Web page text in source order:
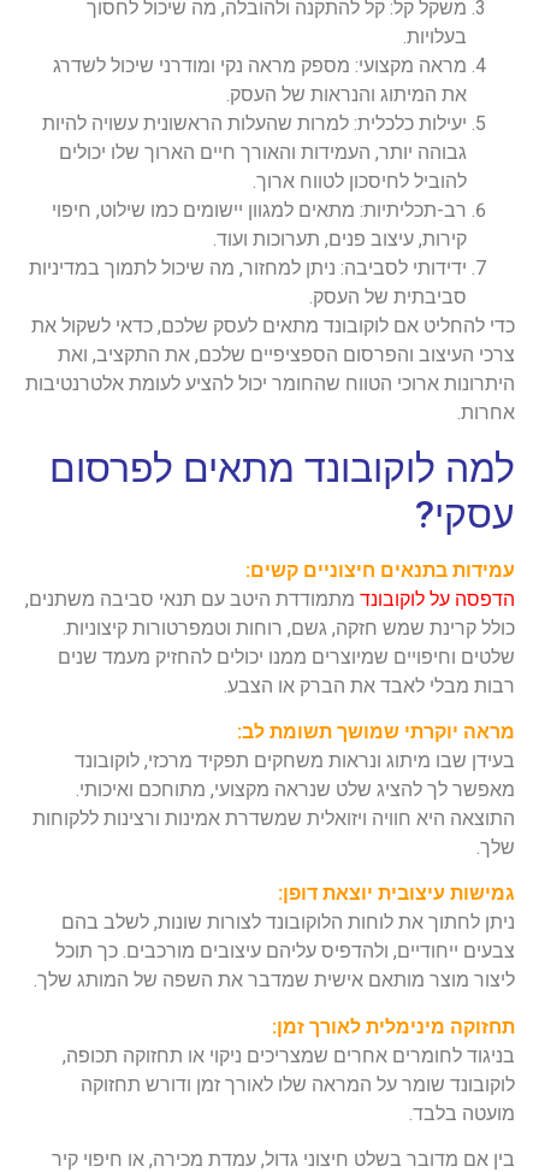
משקל קל: קל להתקנה ולהובלה, מה שיכול לחסוך
בעלויות.
מראה מקצועי: מספק מראה נקי ומודרני שיכול לשדרג
את המיתוג והנראות של העסק.
יעילות כלכלית: למרות שהעלות הראשונית עשויה להיות
גבוהה יותר, העמידות והאורך חיים הארוך שלו יכולים
להוביל לחיסכון לטווח ארוך.
רב-תכליתיות: מתאים למגוון יישומים כמו שילוט, חיפוי
קירות, עיצוב פנים, תערוכות ועוד.
ידידותי לסביבה: ניתן למחזור, מה שיכול לתמוך במדיניות
סביבתית של העסק.
כדי להחליט אם לוקובונד מתאים לעסק שלכם, כדאי לשקול את
צרכי העיצוב והפרסום הספציפיים שלכם, את התקציב, ואת
היתרונות ארוכי הטווח שהחומר יכול להציע לעומת אלטרנטיבות
אחרות.
למה לוקובונד מתאים לפרסום
עסקי?
עמידות בתנאים חיצוניים קשים:
הדפסה על לוקובונד מתמודדת היטב עם תנאי סביבה משתנים,
כולל קרינת שמש חזקה, גשם, רוחות וטמפרטורות קיצוניות.
שלטים וחיפויים שמיוצרים ממנו יכולים להחזיק מעמד שנים
רבות מבלי לאבד את הברק או הצבע.
מראה יוקרתי שמושך תשומת לב:
בעידן שבו מיתוג ונראות משחקים תפקיד מרכזי, לוקובונד
מאפשר לך להציג שלט שנראה מקצועי, מתוחכם ואיכותי.
התוצאה היא חוויה ויזואלית שמשדרת אמינות ורצינות ללקוחות
שלך.
גמישות עיצובית יוצאת דופן:
ניתן לחתוך את לוחות הלוקובונד לצורות שונות, לשלב בהם
צבעים ייחודיים, ולהדפיס עליהם עיצובים מורכבים. כך תוכל
ליצור מוצר מותאם אישית שמדבר את השפה של המותג שלך.
תחזוקה מינימלית לאורך זמן:
בניגוד לחומרים אחרים שמצריכים ניקוי או תחזוקה תכופה,
לוקובונד שומר על המראה שלו לאורך זמן ודורש תחזוקה
מועטה בלבד.
בין אם מדובר בשלט חיצוני גדול, עמדת מכירה, או חיפוי קיר